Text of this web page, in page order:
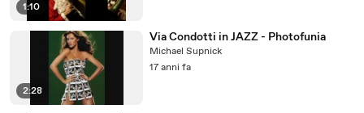
1:10
2:28
Via Condotti in JAZZ - Photofunia
Michael Supnick
17 anni fa